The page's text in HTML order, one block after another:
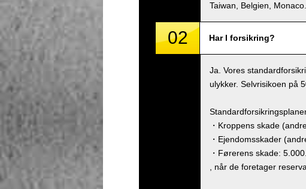
Taiwan, Belgien,
02 Har I forsikring?
Ja. Vores
ulykker. Selvrisikoen på
・Kroppens skade
・Ejendomsskader
・Førerens skade:
, når de foretager